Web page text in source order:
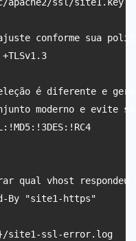
conforme sua
+TLSv1.3
é diferente e
moderno e evite
qual vhost respondeu
By "site1-https"
site1-ssl-error.log